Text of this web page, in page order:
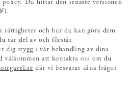
policy. Du hittar den senaste versionen
rättigheter och hur du kan göra dem
tar del av och förstår
dig trygg i vår behandling av dina
välkommen att kontakta oss om du
där vi besvarar dina frågor